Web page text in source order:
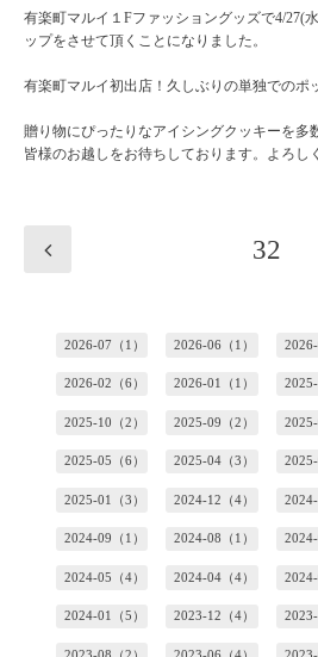
有楽町マルイ１Fファッショングッズで4/27(
ップをさせて頂くことになりました。
有楽町マルイ初出店！久しぶりの単独でのポ
贈り物にぴったりなアイシングクッキーを多
皆様のお越しをお待ちしております。よろし
32
2026-07（1） 2026-06（1） 2026-
2026-02（6） 2026-01（1） 2025-
2025-10（2） 2025-09（2） 2025-
2025-05（6） 2025-04（3） 2025-
2025-01（3） 2024-12（4） 2024-
2024-09（1） 2024-08（1） 2024-
2024-05（4） 2024-04（4） 2024-
2024-01（5） 2023-12（4） 2023-